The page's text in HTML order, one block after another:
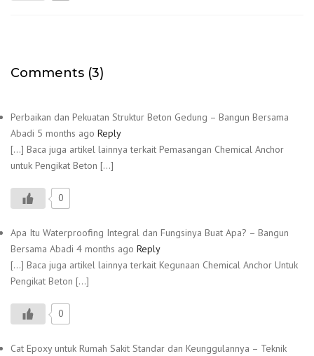
Comments (3)
Perbaikan dan Pekuatan Struktur Beton Gedung – Bangun Bersama
Abadi 5 months ago Reply
[…] Baca juga artikel lainnya terkait Pemasangan Chemical Anchor
untuk Pengikat Beton […]
0
Apa Itu Waterproofing Integral dan Fungsinya Buat Apa? – Bangun
Bersama Abadi 4 months ago Reply
[…] Baca juga artikel lainnya terkait Kegunaan Chemical Anchor Untuk
Pengikat Beton […]
0
Cat Epoxy untuk Rumah Sakit Standar dan Keunggulannya – Teknik